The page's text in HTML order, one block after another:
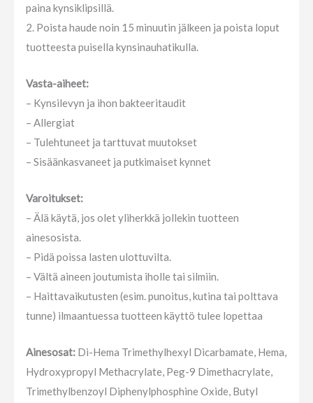
paina kynsiklipsillä.
2. Poista haude noin 15 minuutin jälkeen ja poista loput
tuotteesta puisella kynsinauhatikulla.
Vasta-aiheet:
– Kynsilevyn ja ihon bakteeritaudit
– Allergiat
– Tulehtuneet ja tarttuvat muutokset
– Sisäänkasvaneet ja putkimaiset kynnet
Varoitukset:
– Älä käytä, jos olet yliherkkä jollekin tuotteen
ainesosista.
– Pidä poissa lasten ulottuvilta.
– Vältä aineen joutumista iholle tai silmiin.
– Haittavaikutusten (esim. punoitus, kutina tai polttava
tunne) ilmaantuessa tuotteen käyttö tulee lopettaa
Ainesosat: Di-Hema Trimethylhexyl Dicarbamate, Hema,
Hydroxypropyl Methacrylate, Peg-9 Dimethacrylate,
Trimethylbenzoyl Diphenylphosphine Oxide, Butyl